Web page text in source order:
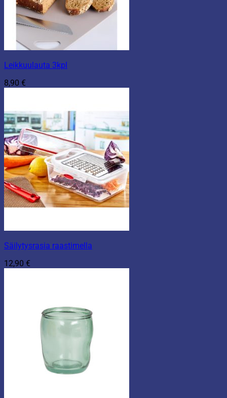
Leikkuulauta 3kpl
8,90 €
Säilytysrasia raastimella
12,90 €